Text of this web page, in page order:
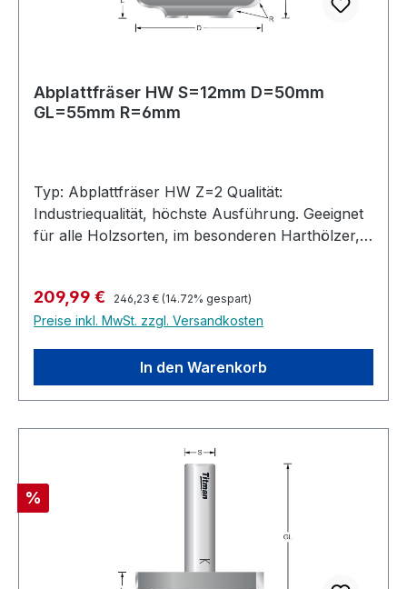
Abplattfräser HW S=12mm D=50mm
GL=55mm R=6mm
Typ: Abplattfräser HW Z=2 Qualität:
Industriequalität, höchste Ausführung. Geeignet
für alle Holzsorten, im besonderen Harthölzer,
von Türfüllungen. Stirn- und umfangschneidend,
jedoch nicht bohrschneidend. Zulässig nur für
stationäre Maschinen - nicht für
Handoberfräsen. Hochleistungs-Abplattfräser
Hartmetall bestückt für die Industrielle Nutzung.
Verkaufspreis:
209,99 € Regulärer Preis:
246,23 € (14.72% gespart)
Preise inkl. MwSt. zzgl. Versandkosten
In den Warenkorb
Rabatt
%